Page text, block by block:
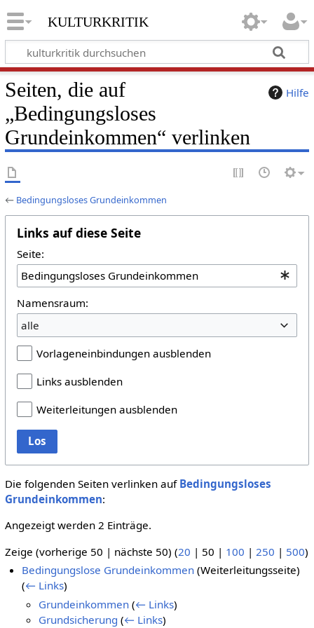
kulturkritik
Hilfe
Seiten, die auf
„Bedingungsloses
Grundeinkommen“ verlinken
← Bedingungsloses Grundeinkommen
Links auf diese Seite
Seite:
Namensraum:
alle
Vorlageneinbindungen ausblenden
Links ausblenden
Weiterleitungen ausblenden
Los
Die folgenden Seiten verlinken auf Bedingungsloses
Grundeinkommen:
Angezeigt werden 2 Einträge.
Zeige (vorherige 50 | nächste 50) (20 | 50 | 100 | 250 | 500)
Bedingungslose Grundeinkommen (Weiterleitungsseite)
(← Links)
Grundeinkommen (← Links)
Grundsicherung (← Links)